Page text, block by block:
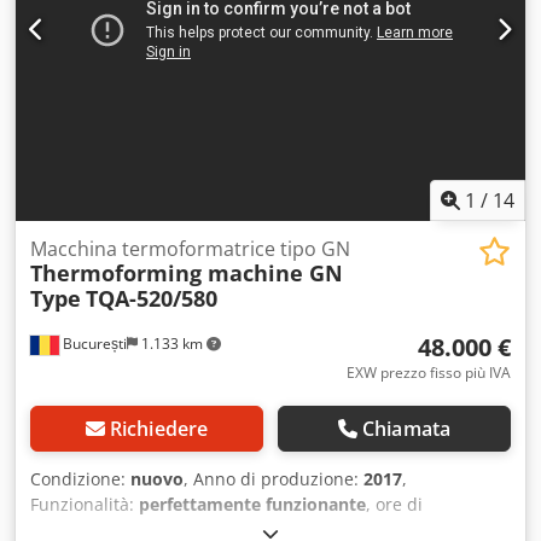
raffreddamento
1 / 14
București 1.133 km
Macchina termoformatrice tipo GN
Thermoforming machine GN
Type TQA-520/580
48.000 €
EXW prezzo fisso più IVA
Richiedere Chiamata
Condizione: nuovo, Anno di produzione: 2017,
Funzionalità: perfettamente funzionante, ore di
, tensione di ingresso: